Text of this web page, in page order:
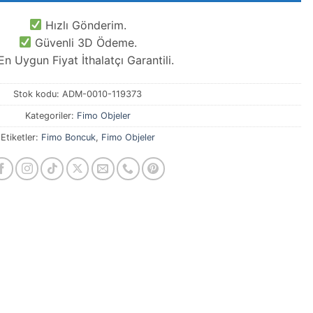
Hızlı Gönderim.
Güvenli 3D Ödeme.
Uygun Fiyat İthalatçı Garantili.
Stok kodu: ADM-0010-119373
Kategoriler: Fimo Objeler
Etiketler: Fimo Boncuk, Fimo Objeler